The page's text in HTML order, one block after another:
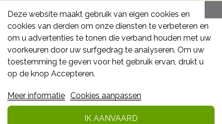
Deze website maakt gebruik van eigen cookies en
cookies van derden om onze diensten te verbeteren en
om u advertenties te tonen die verband houden met uw
voorkeuren door uw surfgedrag te analyseren. Om uw
toestemming te geven voor het gebruik ervan, drukt u
op de knop Accepteren.
Meer informatie Cookies aanpassen
IK AANVAARD
Nuttige Links
FAGG
Het FAGG is de bevoegde autoriteit voor
geneesmiddelen en gezondheidsproducten in België.
Deze site valt onder haar controle.
Gezondheidsproducten - FAGG: Galileelaan 5/03
1210 Brussel